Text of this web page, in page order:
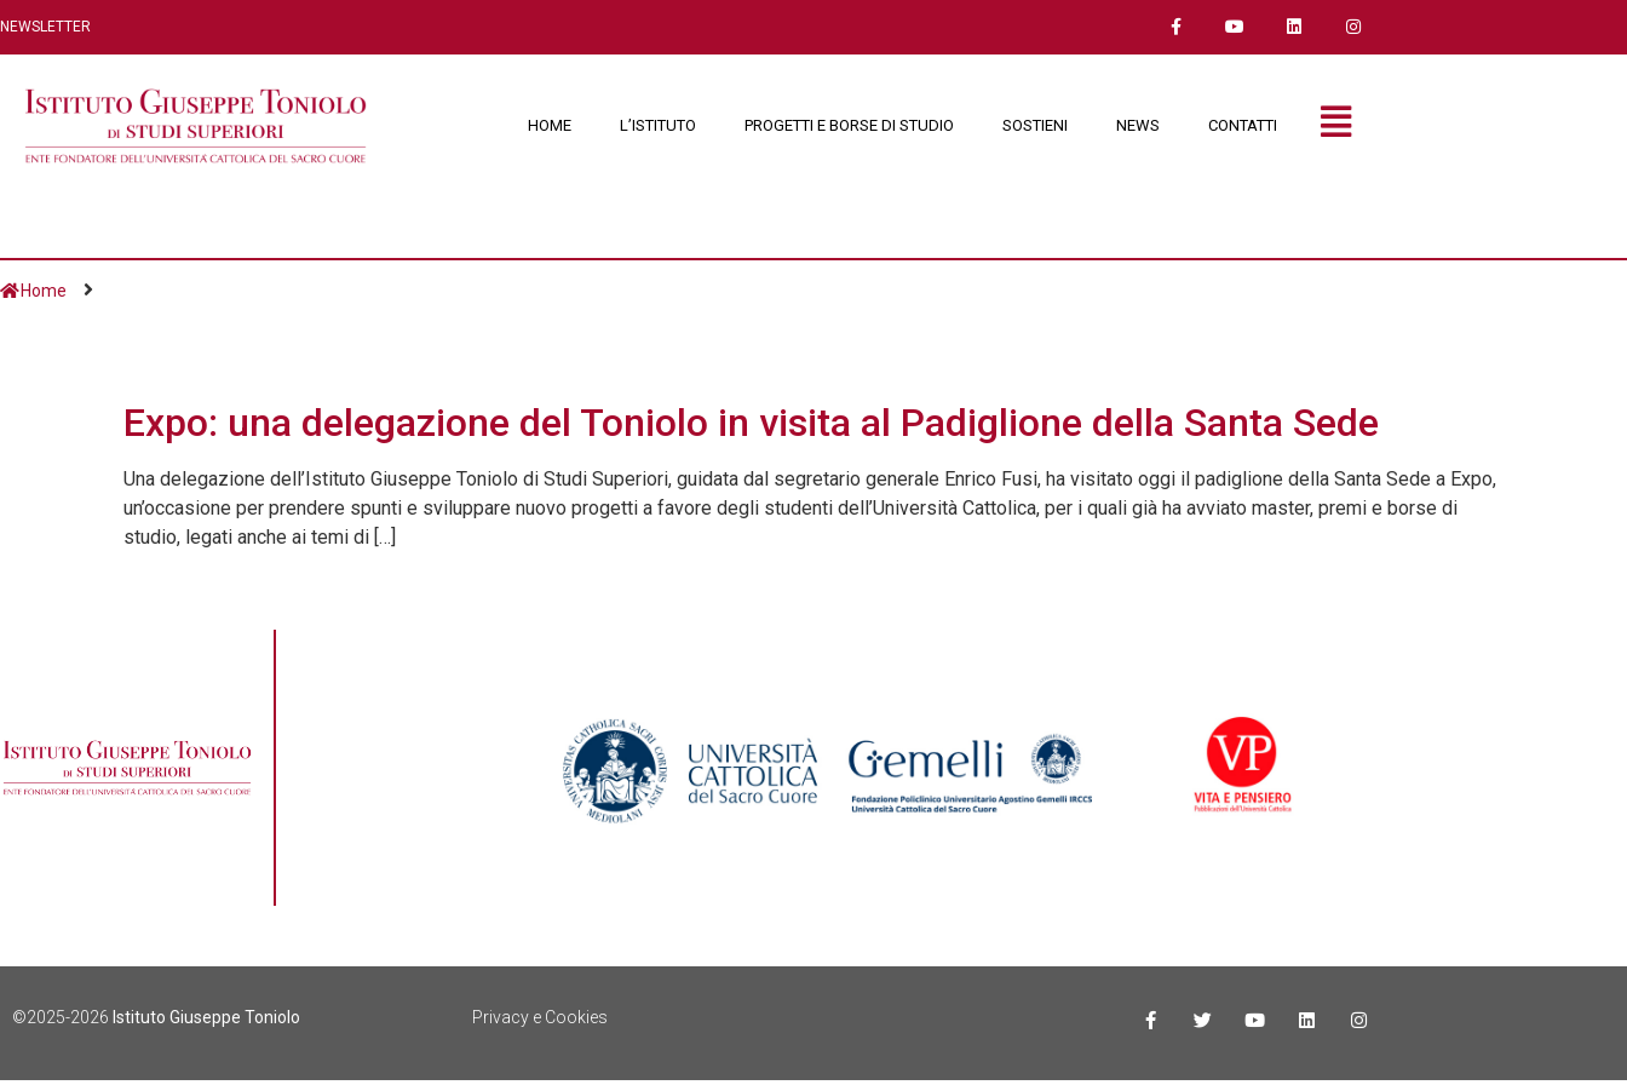
NEWSLETTER
HOME L’ISTITUTO PROGETTI E BORSE DI STUDIO SOSTIENI NEWS CONTATTI
Home
Expo: una delegazione del Toniolo in visita al Padiglione della Santa Sede
Una delegazione dell’Istituto Giuseppe Toniolo di Studi Superiori, guidata dal segretario generale Enrico Fusi, ha visitato oggi il padiglione della Santa Sede a Expo,
un’occasione per prendere spunti e sviluppare nuovo progetti a favore degli studenti dell’Università Cattolica, per i quali già ha avviato master, premi e borse di
studio, legati anche ai temi di […]
©2025-2026 Istituto Giuseppe Toniolo Privacy e Cookies